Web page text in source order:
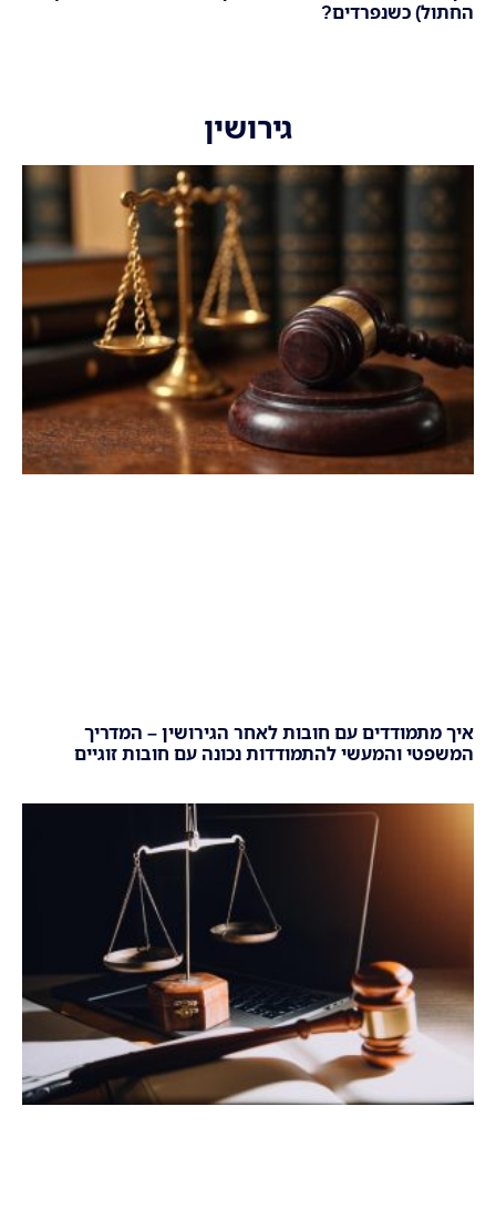
החתול) כשנפרדים?
גירושין
איך מתמודדים עם חובות לאחר הגירושין – המדריך
המשפטי והמעשי להתמודדות נכונה עם חובות זוגיים